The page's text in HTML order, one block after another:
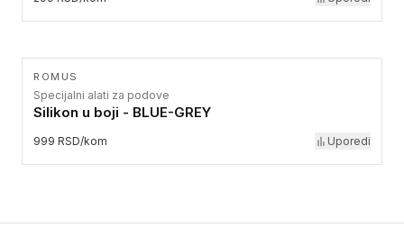
ROMUS
Specijalni alati za podove
Silikon u boji - BLUE-GREY
999 RSD/kom Uporedi